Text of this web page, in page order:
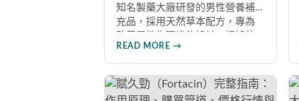
知名製藥大廠研發的男性營養補
充品，採用天然草本配方，專為
用者回饋，平均可增加陰莖長度2-
5公分，圍度提升25%-30%，同時
改善陽痿、早洩等性功能障礙。
每日1-2粒，90天完整療程即可達
READ MORE →